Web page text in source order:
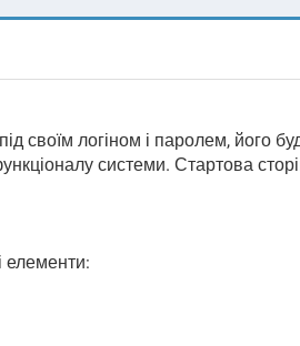
своїм логіном і паролем, його
системи. Стартова
елементи: